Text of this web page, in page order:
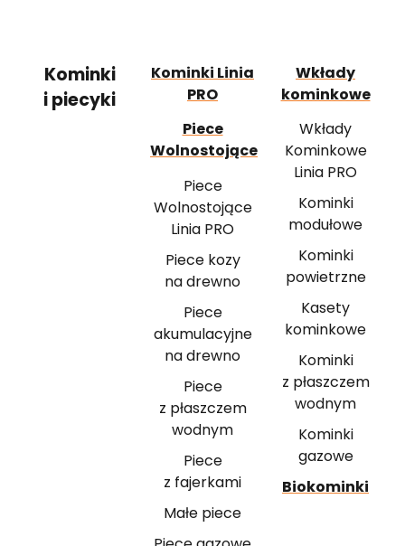
Kominki
i piecyki
Kominki Linia
PRO
Piece
Wolnostojące
Piece
Wolnostojące
Linia PRO
Piece kozy
na drewno
Piece
akumulacyjne
na drewno
Piece
z płaszczem
wodnym
Piece
z fajerkami
Małe piece
Wkłady
kominkowe
Wkłady
Kominkowe
Linia PRO
Kominki
modułowe
Kominki
powietrzne
Kasety
kominkowe
Kominki
z płaszczem
wodnym
Kominki
gazowe
Biokominki